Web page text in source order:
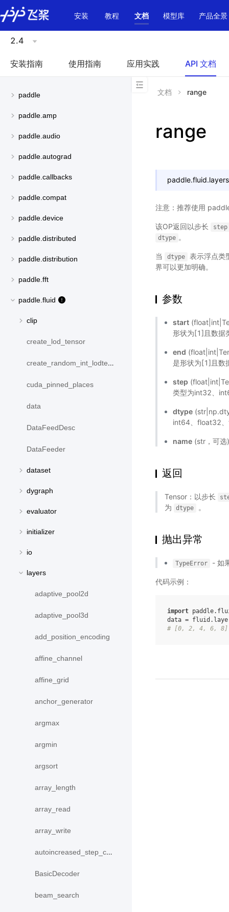
\u200E
安装
教程 文档 模型库 产品全景
2.4
安装指南 使用指南 应用实践 API 文档
paddle
paddle.amp
paddle.audio
paddle.autograd
paddle.callbacks
paddle.compat
paddle.device
paddle.distributed
paddle.distribution
paddle.fft
paddle.fluid
clip
create_lod_tensor
create_random_int_lodtensor
cuda_pinned_places
data
DataFeedDesc
DataFeeder
dataset
dygraph
evaluator
initializer
io
layers
adaptive_pool2d
adaptive_pool3d
add_position_encoding
affine_channel
affine_grid
anchor_generator
argmax
argmin
argsort
array_length
array_read
array_write
autoincreased_step_counter
BasicDecoder
beam_search
文档 range
range
注意：推荐使用
该OP返回以步长
step
dtype 。
当 dtype
表示浮点类
界可以更加明确。
参数
start
形状为[1]且数
end
是形状为[1]且数
step
类型为int32、
dtype
int64、float32
name (str，可
返回
Tensor：以步长
为 dtype 。
抛出异常
TypeError - 如
代码示例：
import
data = fluid .
# [0, 2, 4, 6, 8]